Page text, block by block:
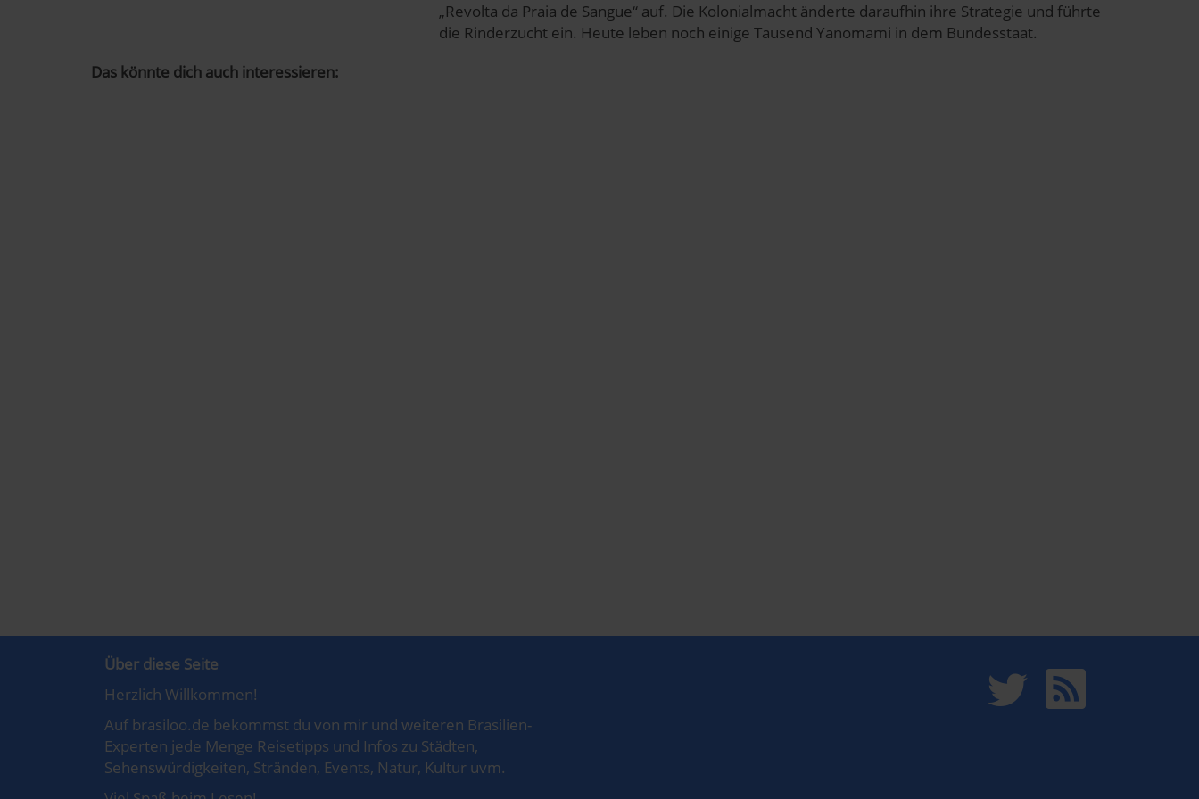
auch nachträglich jederzeit abwählen. Weitere Hinweise zu den verwendeten Verfahren und Begrifflichkeiten (z.B.
»Cookies«, »Marketing« und »Statistik«) erhältst du in der Datenschutzerklärung.
Datenschutzerklärung
„Revolta da Praia de Sangue“ auf. Die Kolonialmacht änderte daraufhin ihre Strategie und führte
die Rinderzucht ein. Heute leben noch einige Tausend Yanomami in dem Bundesstaat.
Das könnte dich auch interessieren:
Über diese Seite
Herzlich Willkommen!
Auf brasiloo.de bekommst du von mir und weiteren Brasilien-
Experten jede Menge Reisetipps und Infos zu Städten,
Sehenswürdigkeiten, Stränden, Events, Natur, Kultur uvm.